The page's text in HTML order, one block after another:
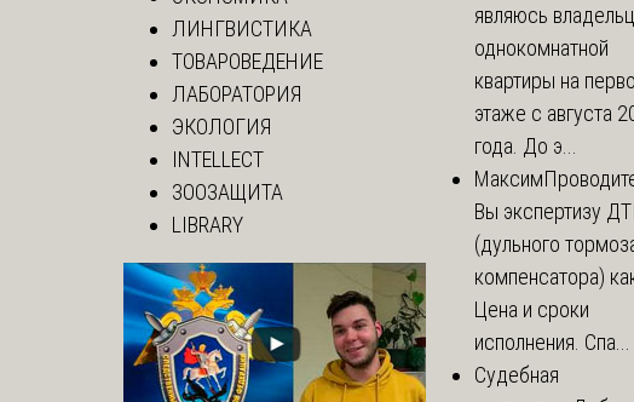
ЛИНГВИСТИКА
ТОВАРОВЕДЕНИЕ
ЛАБОРАТОРИЯ
ЭКОЛОГИЯ
INTELLECT
ЗООЗАЩИТА
LIBRARY
являюсь
однокомнатной
квартиры на
этаже с августа
года. До э...
Максим
Вы экспертизу
(дульного
компенсатора)
Цена и сроки
исполнения. Спа...
Судебная